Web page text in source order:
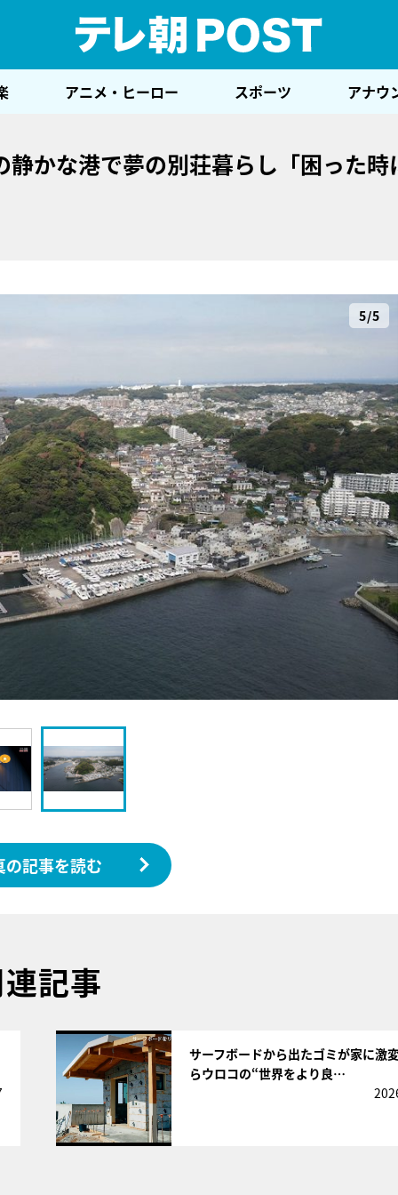
アニメ・ヒーロー スポーツ アナウ
かな港で夢の別荘暮らし「困った時
5/5
の記事を読む
記事
サーフボードから出たゴミが家に激
らウロコの“世界をより良…
『アイ＝ラブ！げーみん
E齋藤樹愛羅＆佐々木舞
ビュー